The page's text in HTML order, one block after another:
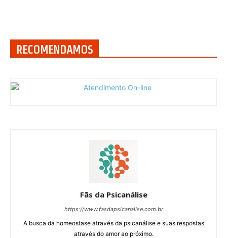
RECOMENDAMOS
Fãs da Psicanálise
https://www.fasdapsicanalise.com.br
A busca da homeostase através da psicanálise e suas respostas
através do amor ao próximo.